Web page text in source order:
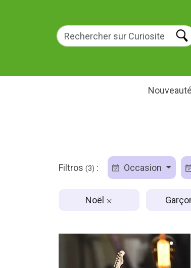
Filtros (3) : Occasion
Noël